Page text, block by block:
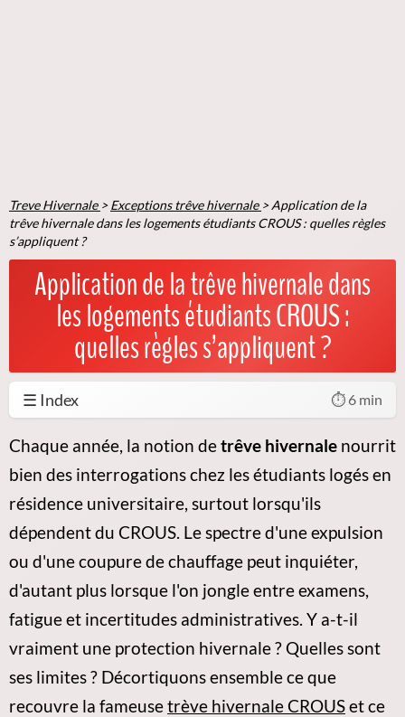
Treve Hivernale >Exceptions trêve hivernale >Application de la
trêve hivernale dans les logements étudiants CROUS : quelles règles
s’appliquent ?
Application de la trêve hivernale dans
les logements étudiants CROUS :
quelles règles s’appliquent ?
☰ Index ⏱️ 6 min
Chaque année, la notion detrêve hivernale nourrit
bien des interrogations chez les étudiants logés en
résidence universitaire, surtout lorsqu'ils
dépendent du CROUS. Le spectre d'une expulsion
ou d'une coupure de chauffage peut inquiéter,
d'autant plus lorsque l'on jongle entre examens,
fatigue et incertitudes administratives. Y a-t-il
vraiment une protection hivernale ? Quelles sont
ses limites ? Décortiquons ensemble ce que
recouvre la fameusetrève hivernale CROUSet ce